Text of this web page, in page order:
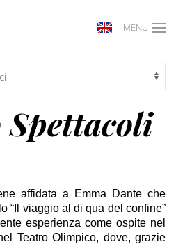
MENU
Spettacoli
affidata a Emma Dante che
“ Il viaggio al di qua del confine”
esperienza come ospite nel
Teatro Olimpico, dove, grazie